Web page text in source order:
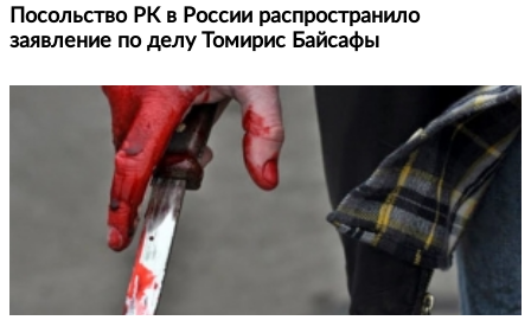
Посольство РК в России распространило
заявление по делу Томирис Байсафы